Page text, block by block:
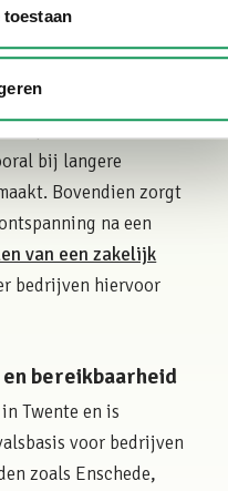
toestaan
Medewerkers
bij langere
Bovendien zorgt
na een
van een zakelijk
bedrijven hiervoor
bereikbaarheid
Twente en is
voor bedrijven
zoals Enschede,